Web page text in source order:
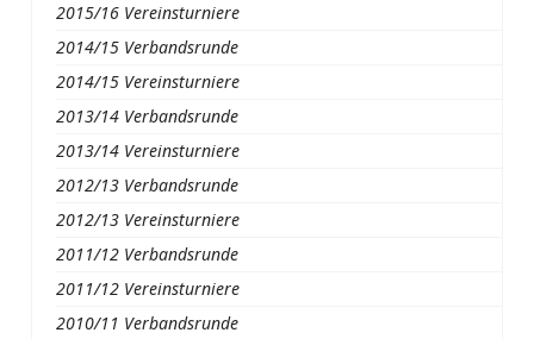
2015/16 Vereinsturniere
2014/15 Verbandsrunde
2014/15 Vereinsturniere
2013/14 Verbandsrunde
2013/14 Vereinsturniere
2012/13 Verbandsrunde
2012/13 Vereinsturniere
2011/12 Verbandsrunde
2011/12 Vereinsturniere
2010/11 Verbandsrunde